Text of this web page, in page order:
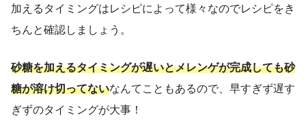
加えるタイミングはレシピによって様々なのでレシピをき
ちんと確認しましょう。
砂糖を加えるタイミングが遅いとメレンゲが完成しても砂
糖が溶け切ってないなんてこともあるので、早すぎず遅す
ぎずのタイミングが大事！